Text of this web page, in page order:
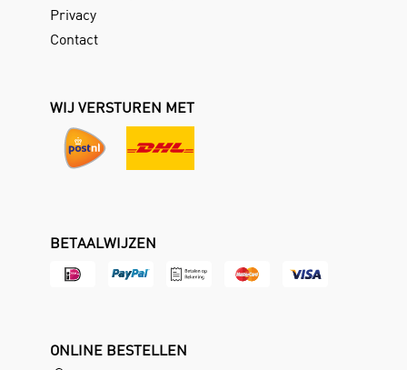
Privacy
Contact
WIJ VERSTUREN MET
BETAALWIJZEN
ONLINE BESTELLEN